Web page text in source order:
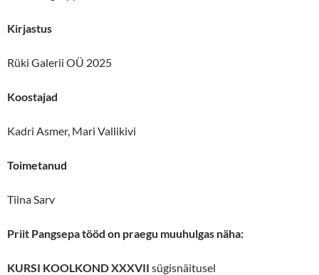
Kirjastus
Rüki Galerii OÜ 2025
Koostajad
Kadri Asmer, Mari Vallikivi
Toimetanud
Tiina Sarv
Priit Pangsepa tööd on praegu muuhulgas näha:
KURSI KOOLKOND XXXVII sügisnäitusel